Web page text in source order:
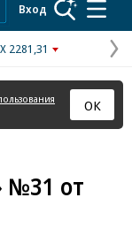
Вход
2281,31
ОК
№31 от